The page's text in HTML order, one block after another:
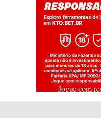
Jogue com